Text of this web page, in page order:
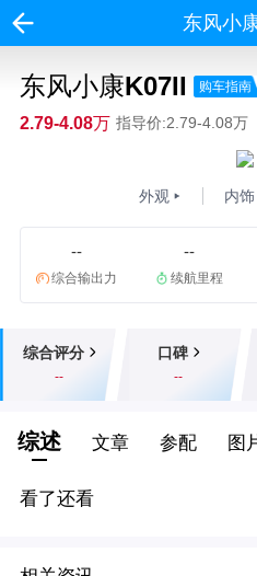
东风小
东风小康K07II 购车指南
2.79-4.08万 指导价:2.79-4.08万
外观 内饰
--
综合输出力
--
续航里程
综合评分
--
口碑
--
综述 文章 参配 图
看了还看